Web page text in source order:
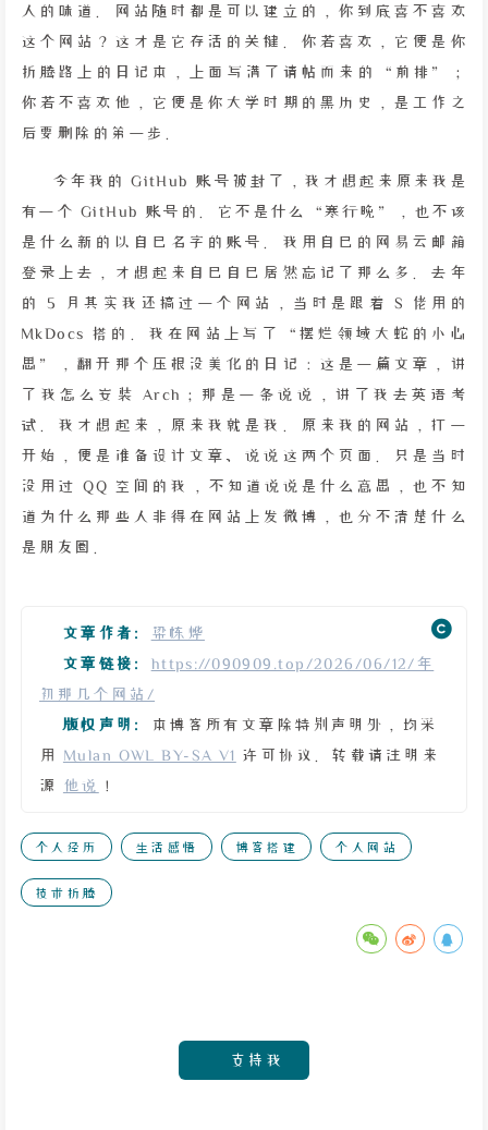
人的味道。网站随时都是可以建立的，你到底喜不喜欢
这个网站？这才是它存活的关键。你若喜欢，它便是你
折腾路上的日记本，上面写满了请帖而来的“前排”；
你若不喜欢他，它便是你大学时期的黑历史，是工作之
后要删除的第一步。
今年我的 GitHub 账号被封了，我才想起来原来我是
有一个 GitHub 账号的。它不是什么“寒行晚”，也不该
是什么新的以自己名字的账号。我用自己的网易云邮箱
登录上去，才想起来自己自己居然忘记了那么多。去年
的 5 月其实我还搞过一个网站，当时是跟着 S 佬用的
MkDocs 搭的。我在网站上写了“摆烂领域大蛇的小心
思”，翻开那个压根没美化的日记：这是一篇文章，讲
了我怎么安装 Arch；那是一条说说，讲了我去英语考
试。我才想起来，原来我就是我。原来我的网站，打一
开始，便是准备设计文章、说说这两个页面。只是当时
没用过 QQ 空间的我，不知道说说是什么意思，也不知
道为什么那些人非得在网站上发微博，也分不清楚什么
是朋友圈。
文章作者:
梁栋烨
文章链接:
https://090909.top/2026/06/12/年
初那几个网站/
版权声明:
本博客所有文章除特别声明外，均采
用 Mulan OWL BY-SA V1 许可协议。转载请注明来
源 他说 ！
个人经历 生活感悟 博客搭建 个人网站
技术折腾
支持我